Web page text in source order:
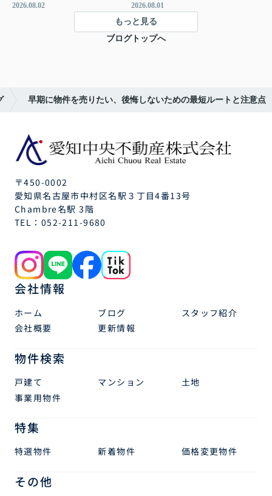
2026.08.02 2026.08.01
もっと見る
ブログトップへ
早期に物件を売りたい、後悔しないための最短ルートと注意点
〒450-0002
愛知県名古屋市中村区名駅３丁目4番13号
Chambre名駅 3階
TEL： 052-211-9680
会社情報
ホーム ブログ
スタッフ紹介
会社概要
更新情報
物件検索
戸建て マンション
土地
事業用物件
特集
特選物件 新着物件 価格変更物件
その他